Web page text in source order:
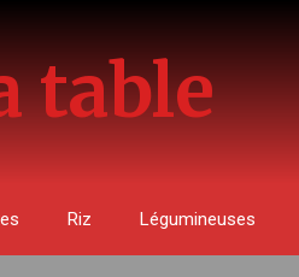
table
Riz Légumineuses